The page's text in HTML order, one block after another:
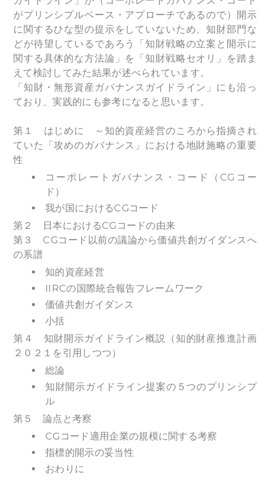
がプリンシプルベース・アプローチであるので）開示
に関するひな型の提示をしていないため、知財部門な
どが待望しているであろう「知財戦略の立案と開示に
関する具体的な方法論」を「知財戦略セオリ」を踏ま
えて検討してみた結果が述べられています。
「知財・無形資産ガバナンスガイドライン」にも沿っ
ており、実践的にも参考になると思います。
第１ はじめに ～知的資産経営のころから指摘され
ていた「攻めのガバナンス」における地財施略の重要
性
コーポレートガバナンス・コード（CGコー
ド）
我が国におけるCGコード
第２ 日本におけるCGコードの由来
第３ CGコード以前の議論から価値共創ガイダンスへ
の系譜
知的資産経営
IIRCの国際統合報告フレームワーク
価値共創ガイダンス
小括
第４ 知財開示ガイドライン概説（知的財産推進計画
２０２１を引用しつつ）
総論
知財開示ガイドライン提案の５つのプリンシプ
ル
第５ 論点と考察
CGコード適用企業の規模に関する考察
指標的開示の妥当性
おわりに